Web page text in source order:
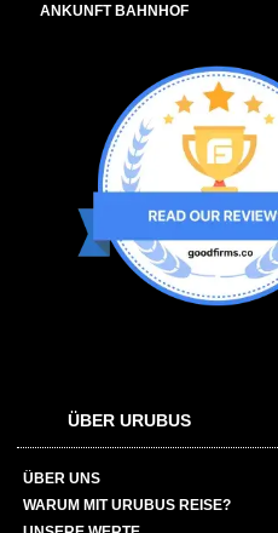
ANKUNFT BAHNHOF
ÜBER URUBUS
ÜBER UNS
WARUM MIT URUBUS REISE?